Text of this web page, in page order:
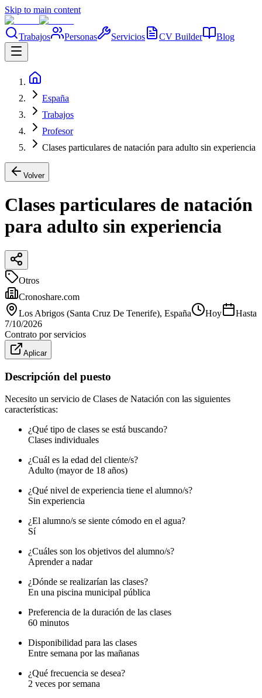
Skip to main content
Trabajos Personas Servicios CV Builder Blog
España
Trabajos
Profesor
Clases particulares de natación para adulto sin experiencia
Volver
Clases particulares de natación
para adulto sin experiencia
Otros
Cronoshare.com
Los Abrigos (Santa Cruz De Tenerife), España Hoy
Hasta
7/10/2026
Contrato por servicios
Aplicar
Descripción del puesto
Necesito un servicio de Clases de Natación con las siguientes
características:
¿Qué tipo de clases se está buscando?
Clases individuales
¿Cuál es la edad del cliente/s?
Adulto (mayor de 18 años)
¿Qué nivel de experiencia tiene el alumno/s?
Sin experiencia
¿El alumno/s se siente cómodo en el agua?
Sí
¿Cuáles son los objetivos del alumno/s?
Aprender a nadar
¿Dónde se realizarían las clases?
En una piscina municipal pública
Preferencia de la duración de las clases
60 minutos
Disponibilidad para las clases
Entre semana por las mañanas
¿Qué frecuencia se desea?
2 veces por semana